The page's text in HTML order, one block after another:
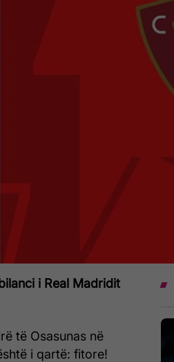
i Real Madridit
të Osasunas në
i qartë: fitore!